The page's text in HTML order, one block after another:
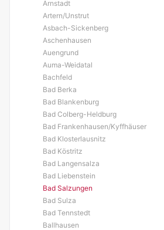
Arnstadt
Artern/Unstrut
Asbach-Sickenberg
Aschenhausen
Auengrund
Auma-Weidatal
Bachfeld
Bad Berka
Bad Blankenburg
Bad Colberg-Heldburg
Bad Frankenhausen/Kyffhäuser
Bad Klosterlausnitz
Bad Köstritz
Bad Langensalza
Bad Liebenstein
Bad Salzungen
Bad Sulza
Bad Tennstedt
Ballhausen